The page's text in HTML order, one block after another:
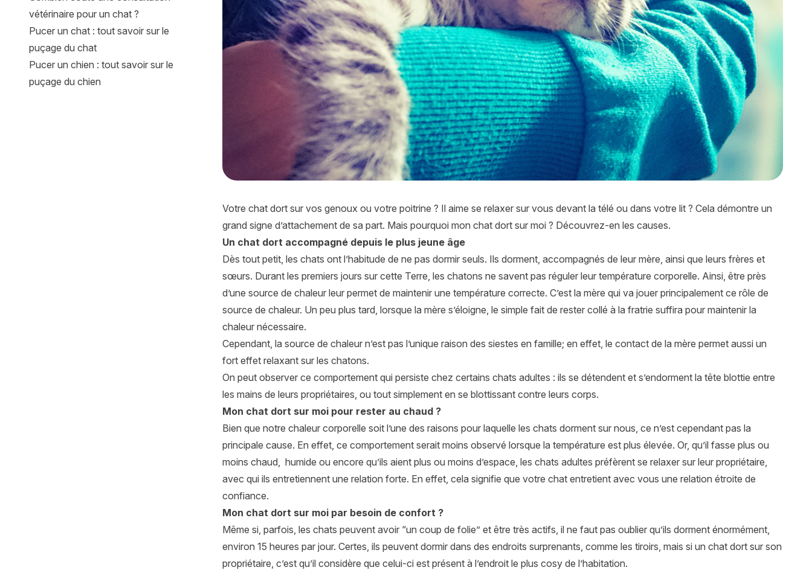
Votre chat dort sur vos genoux ou votre poitrine ? Il aime se relaxer sur vous devant la télé ou dans votre lit ? Cela démontre un
grand signe d’attachement de sa part. Mais pourquoi mon chat dort sur moi ? Découvrez-en les causes.
Un chat dort accompagné depuis le plus jeune âge
Dès tout petit, les chats ont l’habitude de ne pas dormir seuls. Ils dorment, accompagnés de leur mère, ainsi que leurs frères et
sœurs. Durant les premiers jours sur cette Terre, les chatons ne savent pas réguler leur température corporelle. Ainsi, être près
d’une source de chaleur leur permet de maintenir une température correcte. C’est la mère qui va jouer principalement ce rôle de
source de chaleur. Un peu plus tard, lorsque la mère s’éloigne, le simple fait de rester collé à la fratrie suffira pour maintenir la
chaleur nécessaire.
Cependant, la source de chaleur n’est pas l’unique raison des siestes en famille; en effet, le contact de la mère permet aussi un
fort effet relaxant sur les chatons.
On peut observer ce comportement qui persiste chez certains chats adultes : ils se détendent et s’endorment la tête blottie entre
les mains de leurs propriétaires, ou tout simplement en se blottissant contre leurs corps.
Mon chat dort sur moi pour rester au chaud ?
Bien que notre chaleur corporelle soit l’une des raisons pour laquelle les chats dorment sur nous, ce n’est cependant pas la
principale cause. En effet, ce comportement serait moins observé lorsque la température est plus élevée. Or, qu’il fasse plus ou
moins chaud, humide ou encore qu’ils aient plus ou moins d’espace, les chats adultes préfèrent se relaxer sur leur propriétaire,
avec qui ils entretiennent une relation forte. En effet, cela signifie que votre chat entretient avec vous une relation étroite de
confiance.
Mon chat dort sur moi par besoin de confort ?
Même si, parfois, les chats peuvent avoir “un coup de folie” et être très actifs, il ne faut pas oublier qu’ils dorment énormément,
environ 15 heures par jour. Certes, ils peuvent dormir dans des endroits surprenants, comme les tiroirs, mais si un chat dort sur son
propriétaire, c’est qu’il considère que celui-ci est présent à l’endroit le plus cosy de l’habitation.
vétérinaire pour un chat ?
Pucer un chat : tout savoir sur le
puçage du chat
Pucer un chien : tout savoir sur le
puçage du chien